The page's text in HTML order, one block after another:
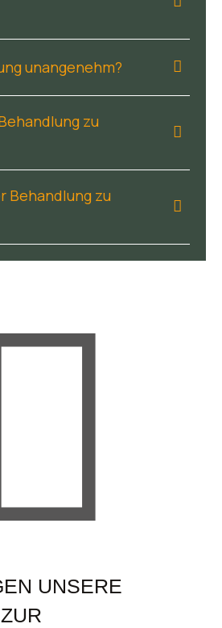
unangenehm?
zu
Behandlung zu
UNSERE